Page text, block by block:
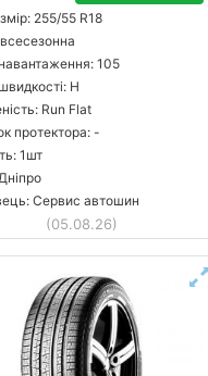
255/55 R18
105
H
Run Flat
протектора: -
1шт
Сервис автошин
(05.08.26)